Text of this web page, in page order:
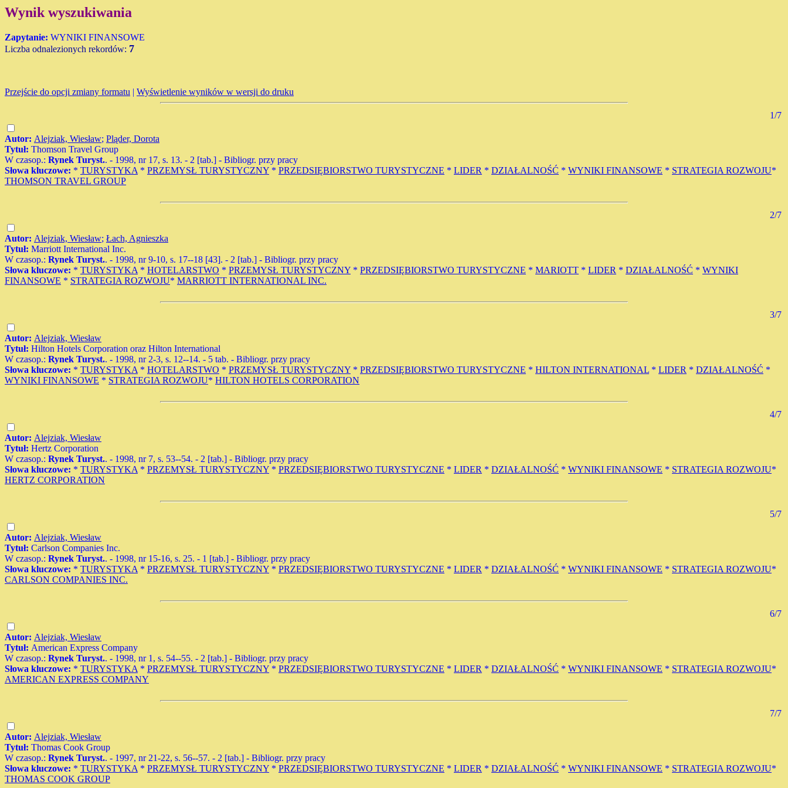
Wynik wyszukiwania
Zapytanie: WYNIKI FINANSOWE
Liczba odnalezionych rekordów: 7
Przejście do opcji zmiany formatu | Wyświetlenie wyników w wersji do druku
1/7
Autor: Alejziak, Wiesław; Pląder, Dorota
Tytuł: Thomson Travel Group
W czasop.: Rynek Turyst.. - 1998, nr 17, s. 13. - 2 [tab.] - Bibliogr. przy pracy
Słowa kluczowe: * TURYSTYKA * PRZEMYSŁ TURYSTYCZNY * PRZEDSIĘBIORSTWO TURYSTYCZNE * LIDER * DZIAŁALNOŚĆ * WYNIKI FINANSOWE * STRATEGIA ROZWOJU*
THOMSON TRAVEL GROUP
2/7
Autor: Alejziak, Wiesław; Łach, Agnieszka
Tytuł: Marriott International Inc.
W czasop.: Rynek Turyst.. - 1998, nr 9-10, s. 17--18 [43]. - 2 [tab.] - Bibliogr. przy pracy
Słowa kluczowe: * TURYSTYKA * HOTELARSTWO * PRZEMYSŁ TURYSTYCZNY * PRZEDSIĘBIORSTWO TURYSTYCZNE * MARIOTT * LIDER * DZIAŁALNOŚĆ * WYNIKI
FINANSOWE * STRATEGIA ROZWOJU* MARRIOTT INTERNATIONAL INC.
3/7
Autor: Alejziak, Wiesław
Tytuł: Hilton Hotels Corporation oraz Hilton International
W czasop.: Rynek Turyst.. - 1998, nr 2-3, s. 12--14. - 5 tab. - Bibliogr. przy pracy
Słowa kluczowe: * TURYSTYKA * HOTELARSTWO * PRZEMYSŁ TURYSTYCZNY * PRZEDSIĘBIORSTWO TURYSTYCZNE * HILTON INTERNATIONAL * LIDER * DZIAŁALNOŚĆ *
WYNIKI FINANSOWE * STRATEGIA ROZWOJU* HILTON HOTELS CORPORATION
4/7
Autor: Alejziak, Wiesław
Tytuł: Hertz Corporation
W czasop.: Rynek Turyst.. - 1998, nr 7, s. 53--54. - 2 [tab.] - Bibliogr. przy pracy
Słowa kluczowe: * TURYSTYKA * PRZEMYSŁ TURYSTYCZNY * PRZEDSIĘBIORSTWO TURYSTYCZNE * LIDER * DZIAŁALNOŚĆ * WYNIKI FINANSOWE * STRATEGIA ROZWOJU*
HERTZ CORPORATION
5/7
Autor: Alejziak, Wiesław
Tytuł: Carlson Companies Inc.
W czasop.: Rynek Turyst.. - 1998, nr 15-16, s. 25. - 1 [tab.] - Bibliogr. przy pracy
Słowa kluczowe: * TURYSTYKA * PRZEMYSŁ TURYSTYCZNY * PRZEDSIĘBIORSTWO TURYSTYCZNE * LIDER * DZIAŁALNOŚĆ * WYNIKI FINANSOWE * STRATEGIA ROZWOJU*
CARLSON COMPANIES INC.
6/7
Autor: Alejziak, Wiesław
Tytuł: American Express Company
W czasop.: Rynek Turyst.. - 1998, nr 1, s. 54--55. - 2 [tab.] - Bibliogr. przy pracy
Słowa kluczowe: * TURYSTYKA * PRZEMYSŁ TURYSTYCZNY * PRZEDSIĘBIORSTWO TURYSTYCZNE * LIDER * DZIAŁALNOŚĆ * WYNIKI FINANSOWE * STRATEGIA ROZWOJU*
AMERICAN EXPRESS COMPANY
7/7
Autor: Alejziak, Wiesław
Tytuł: Thomas Cook Group
W czasop.: Rynek Turyst.. - 1997, nr 21-22, s. 56--57. - 2 [tab.] - Bibliogr. przy pracy
Słowa kluczowe: * TURYSTYKA * PRZEMYSŁ TURYSTYCZNY * PRZEDSIĘBIORSTWO TURYSTYCZNE * LIDER * DZIAŁALNOŚĆ * WYNIKI FINANSOWE * STRATEGIA ROZWOJU*
THOMAS COOK GROUP